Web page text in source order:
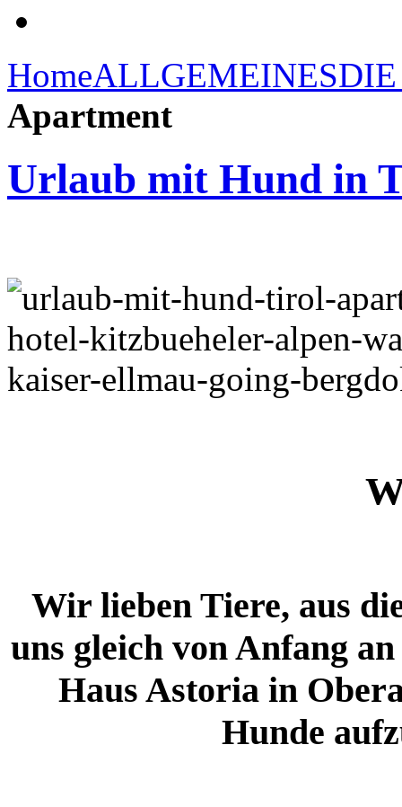
HomeALLGEMEINES
Apartment
Urlaub mit Hund in
Wir lieben Tiere, aus
uns gleich von Anfang
Haus Astoria in
Hunde